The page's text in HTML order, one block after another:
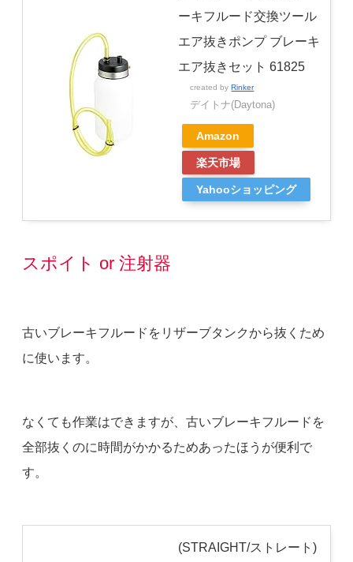
ーキフルード交換ツール
エア抜きポンプ ブレーキ
エア抜きセット 61825
created byRinker
デイトナ(Daytona)
Amazon
楽天市場
Yahooショッピング
スポイト or 注射器
古いブレーキフルードをリザーブタンクから抜くため
に使います。
なくても作業はできますが、古いブレーキフルードを
全部抜くのに時間がかかるためあったほうが便利で
す。
(STRAIGHT/ストレート)